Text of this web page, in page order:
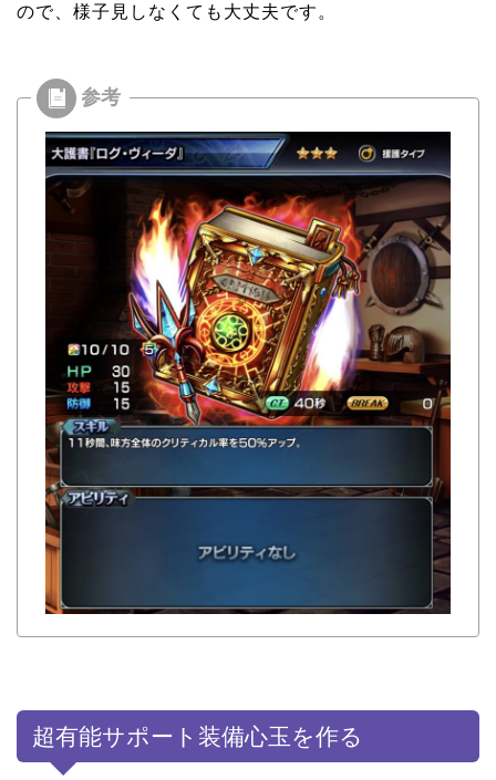
ので、様子見しなくても大丈夫です。
超有能サポート装備心玉を作る